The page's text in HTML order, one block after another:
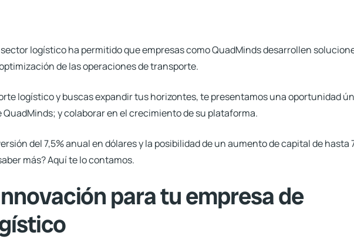
logístico ha permitido que empresas comoQuadMindsdesarrollen
de las operaciones de transporte.
logísticoy buscas expandir tus horizontes, te presentamos una oportunidad
y colaborar en el crecimiento de su plataforma.
del 7,5% anual en dólares y la posibilidad de un aumento de capital de hasta
más? Aquí te lo contamos.
para tu empresa de